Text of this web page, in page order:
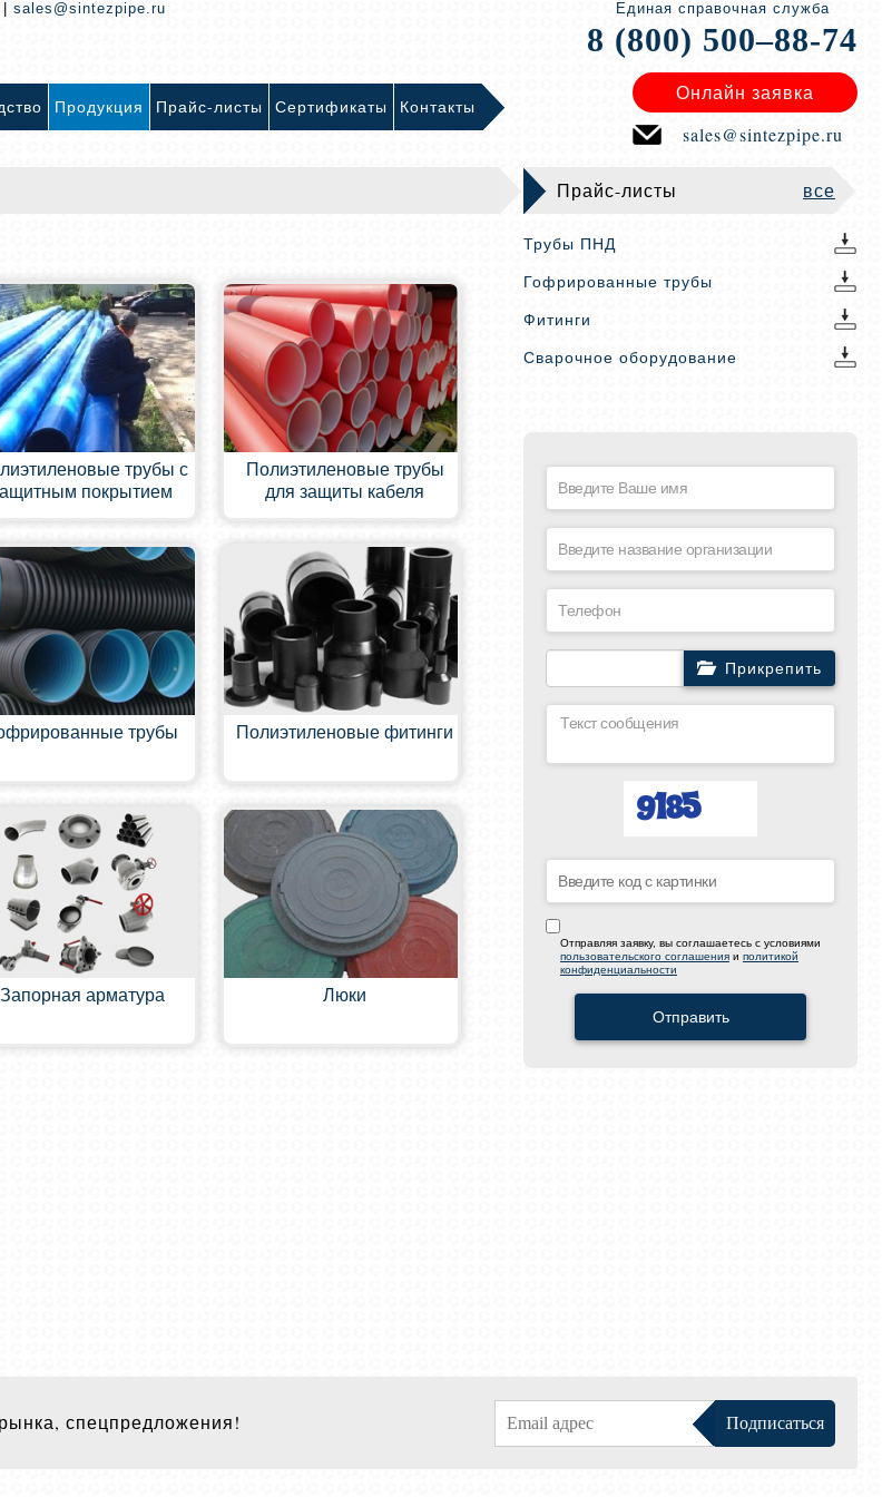
sales@sintezpipe.ru Единая справочная служба
8 (800) 500–88-74
Продукция Прайс-листы Сертификаты Контакты
Онлайн заявка
sales@sintezpipe.ru
трубы с
покрытием
Полиэтиленовые трубы
для защиты кабеля
трубы Полиэтиленовые фитинги
Запорная арматура Люки
Прайс-листы все
Трубы ПНД
Гофрированные трубы
Фитинги
Сварочное оборудование
Прикрепить
Отправляя заявку, вы соглашаетесь с условиями
пользовательского соглашения и политикой
конфиденциальности
Отправить
спецпредложения!